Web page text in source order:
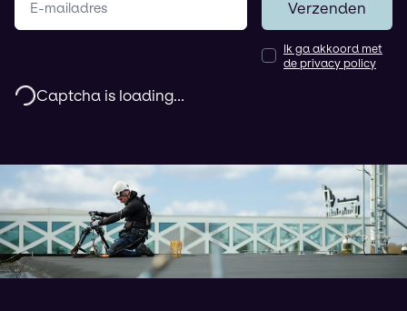
Verzenden
Ik ga akkoord met
de privacy policy
Captcha is loading...